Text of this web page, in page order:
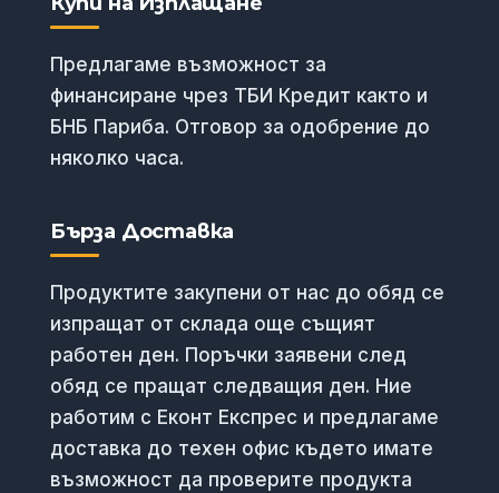
Предлагаме възможност за
финансиране чрез ТБИ Кредит както и
БНБ Париба. Отговор за одобрение до
няколко часа.
Бърза Доставка
Продуктите закупени от нас до обяд се
изпращат от склада още същият
работен ден. Поръчки заявени след
обяд се пращат следващия ден. Ние
работим с Еконт Експрес и предлагаме
доставка до техен офис където имате
възможност да проверите продукта